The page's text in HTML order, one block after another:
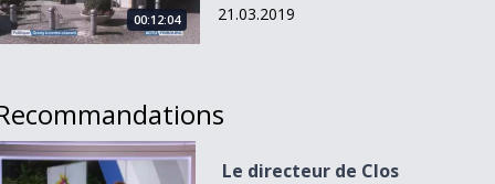
00:12:04 21.03.2019
directeur de Clos Fleuri s&#039;en va
Le directeur de Clos